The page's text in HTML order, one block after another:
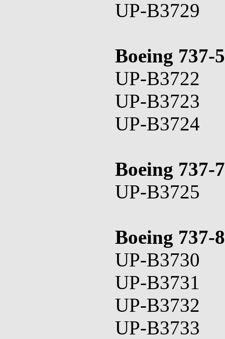
UP-B3729
Boeing 737-
UP-B3722
UP-B3723
UP-B3724
Boeing 737-
UP-B3725
Boeing 737-
UP-B3730
UP-B3731
UP-B3732
UP-B3733